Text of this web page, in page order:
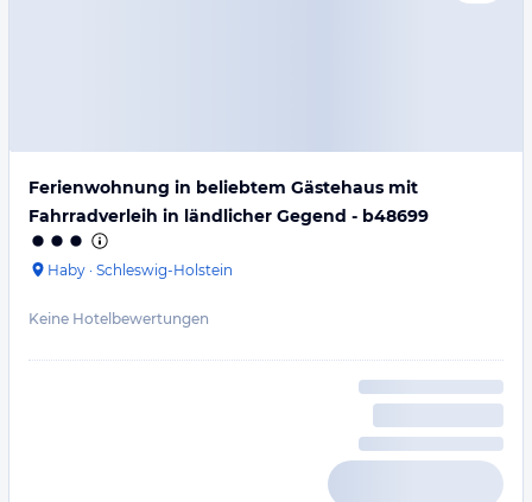
Ferienwohnung in beliebtem Gästehaus mit
Fahrradverleih in ländlicher Gegend - b48699
Haby · Schleswig-Holstein
Keine Hotelbewertungen